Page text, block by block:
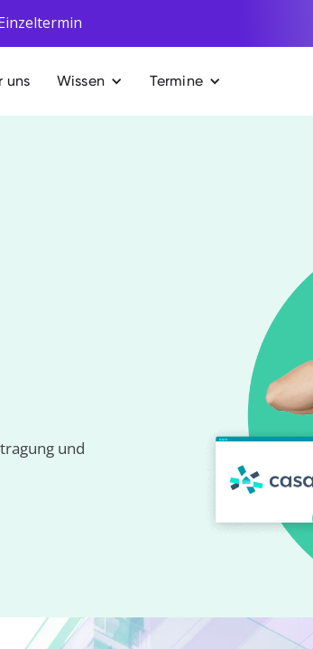
uns Wissen Termine
und